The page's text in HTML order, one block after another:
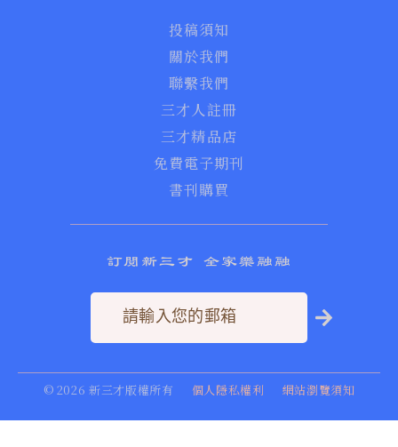
投稿須知
關於我們
聯繫我們
三才人註冊
三才精品店
免費電子期刊
書刊購買
訂閱新三才 全家樂融融
© 2026 新三才版權所有 個人隱私權利 網站瀏覽須知